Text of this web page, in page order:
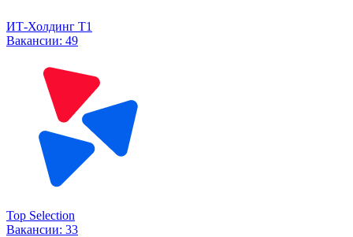
ИТ-Холдинг Т1
Вакансии: 49
Top Selection
Вакансии: 33